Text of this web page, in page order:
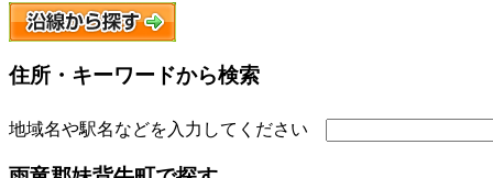
住所・キーワードから検索
地域名や駅名などを入力してください